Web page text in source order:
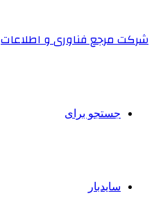
شرکت مرجع فناوری و اطلاعات
جستجو برای
سایدبار